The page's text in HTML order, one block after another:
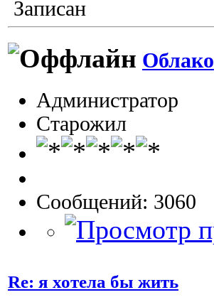
Записан
Облако
Администратор
Старожил
Сообщений: 3060
Re: я хотела бы жить